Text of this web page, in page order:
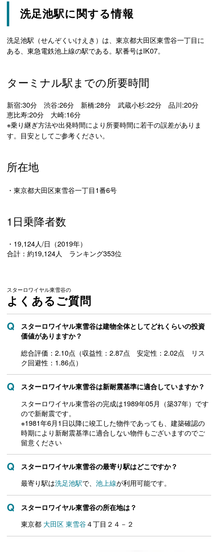
洗足池駅に関する情報
洗足池駅（せんぞくいけえき）は、東京都大田区東雪谷一丁目に
ある、東急電鉄池上線の駅である。駅番号はIK07。
ターミナル駅までの所要時間
新宿:30分 渋谷:26分 新橋:28分 武蔵小杉:22分 品川:20分
恵比寿:20分 大崎:16分
※乗り継ぎ方法や出発時間により所要時間に若干の誤差がありま
す。目安としてご参考ください。
所在地
・東京都大田区東雪谷一丁目1番6号
1日乗降者数
・19,124人/日（2019年）
合計：約19,124人 ランキング353位
スターロワイヤル東雪谷の
よくあるご質問
スターロワイヤル東雪谷は建物全体としてどれくらいの投資
価値がありますか？
総合評価：2.10点（収益性：2.87点 安定性：2.02点 リス
ク回避性：1.86点）
スターロワイヤル東雪谷は新耐震基準に適合していますか？
スターロワイヤル東雪谷の完成は1989年05月（築37年）です
ので新耐震です。
※1981年6月1日以降に竣工した物件であっても、建築確認の
時期により新耐震基準に適合しない物件もございますのでご
留意ください
スターロワイヤル東雪谷の最寄り駅はどこですか？
最寄り駅は洗足池駅で、 池上線が利用可能です。
スターロワイヤル東雪谷の所在地は？
東京都 大田区 東雪谷４丁目２４－２